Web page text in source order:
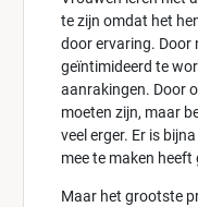
te zijn omdat het
door ervaring. Door
geïntimideerd te
aanrakingen. Door
moeten zijn, maar
veel erger. Er is
mee te maken heeft
Maar het grootste